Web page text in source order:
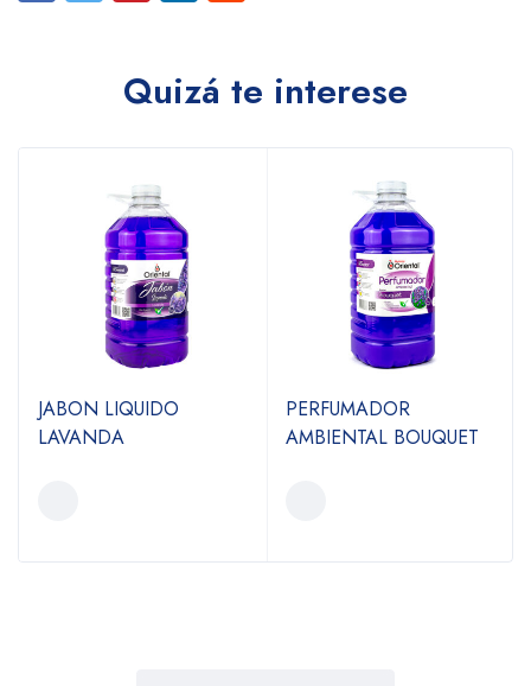
Quizá te interese
JABON LIQUIDO
LAVANDA
PERFUMADOR
AMBIENTAL BOUQUET